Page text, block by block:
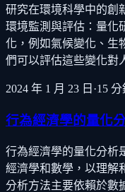
研究在環境科學中的創
環境監測與評估：量化
化，例如氣候變化、生
們可以評估這些變化對
2024 年 1 月 23 日 ·15 分
行為經濟學的量化
行為經濟學的量化分析
經濟學和數學，以理解
分析方法主要依賴於數